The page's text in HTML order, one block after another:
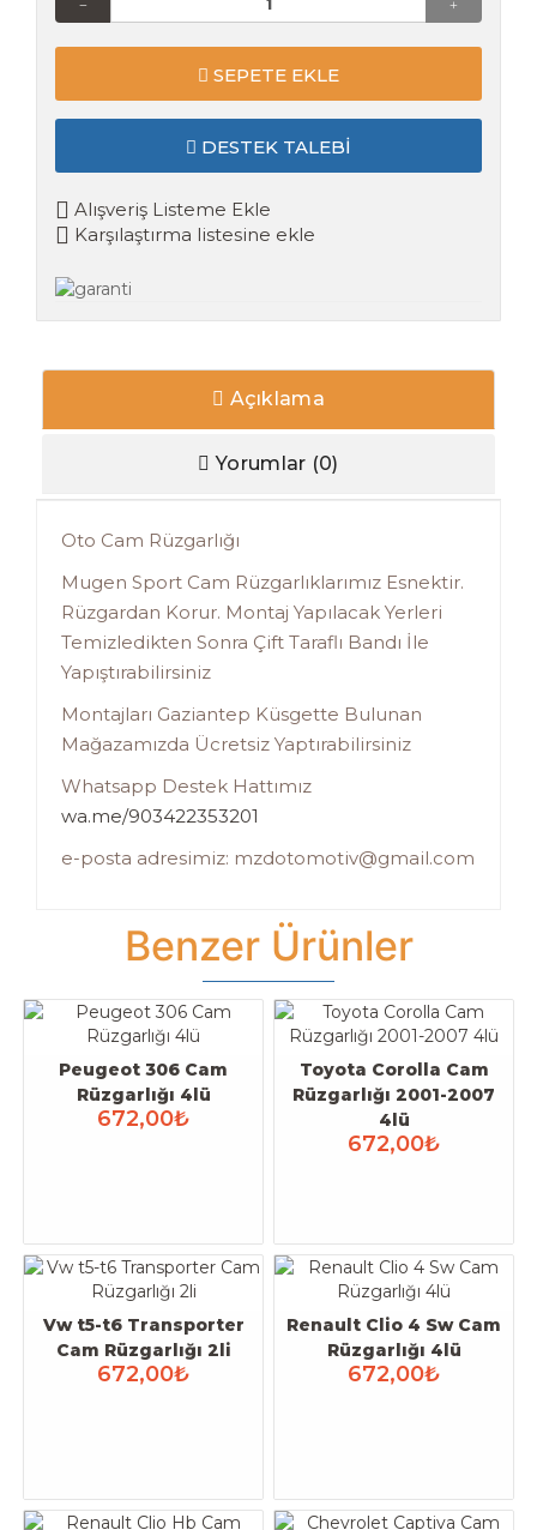
SEPETE EKLE
DESTEK TALEBI
Alışveriş Listeme Ekle
Karşılaştırma listesine ekle
Açıklama
Yorumlar (0)
Oto Cam Rüzgarlığı
Mugen Sport Cam Rüzgarlıklarımız Esnektir.
Rüzgardan Korur. Montaj Yapılacak Yerleri
Temizledikten Sonra Çift Taraflı Bandı İle
Yapıştırabilirsiniz
Montajları Gaziantep Küsgette Bulunan
Mağazamızda Ücretsiz Yaptırabilirsiniz
Whatsapp Destek Hattımız
wa.me/903422353201
e-posta adresimiz: mzdotomotiv@gmail.com
Benzer Ürünler
Peugeot 306 Cam
Rüzgarlığı 4lü
672,00₺
Toyota Corolla Cam
Rüzgarlığı 2001-2007
4lü
672,00₺
Vw t5-t6 Transporter
Cam Rüzgarlığı 2li
672,00₺
Renault Clio 4 Sw Cam
Rüzgarlığı 4lü
672,00₺